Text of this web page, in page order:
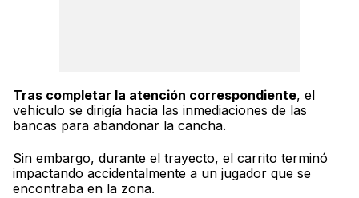
Tras completar la atención correspondiente, el
vehículo se dirigía hacia las inmediaciones de las
bancas para abandonar la cancha.
Sin embargo, durante el trayecto, el carrito terminó
impactando accidentalmente a un jugador que se
encontraba en la zona.